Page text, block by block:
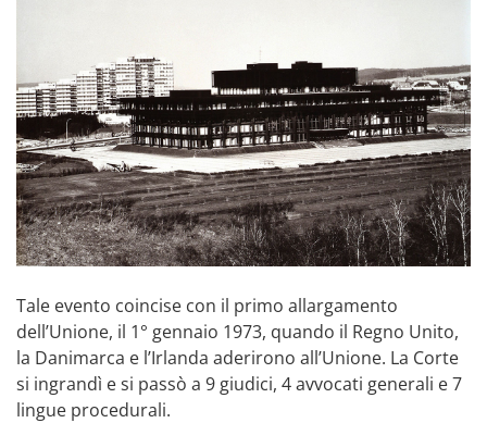
Tale evento coincise con il primo allargamento
dell’Unione, il 1° gennaio 1973, quando il Regno Unito,
la Danimarca e l’Irlanda aderirono all’Unione. La Corte
si ingrandì e si passò a 9 giudici, 4 avvocati generali e 7
lingue procedurali.